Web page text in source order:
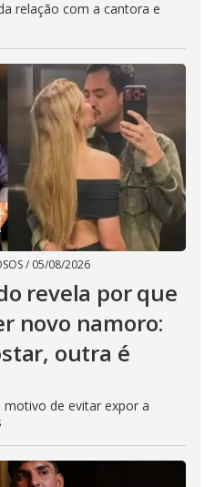
relação com a cantora e
/ 05/08/2026
revela por que
novo namoro:
outra é
de evitar expor a